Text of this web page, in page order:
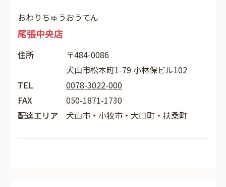
おわりちゅうおうてん
尾張中央店
住所
〒484-0086
犬山市松本町1-79 小林保ビル102
TEL
0078-3022-000
FAX
050-1871-1730
配達エリア
犬山市・小牧市・大口町・扶桑町